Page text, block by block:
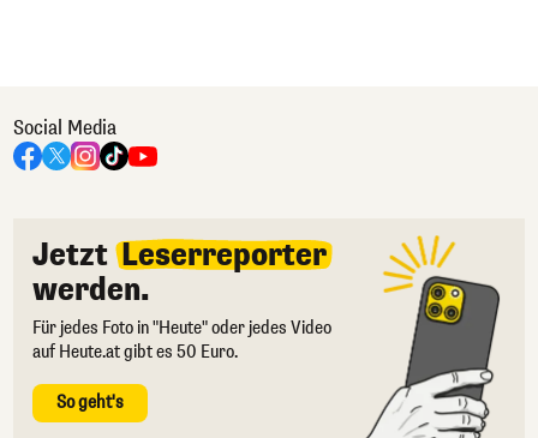
Social Media
Jetzt Leserreporter
werden.
Für jedes Foto in "Heute" oder jedes Video
auf Heute.at gibt es 50 Euro.
So geht's